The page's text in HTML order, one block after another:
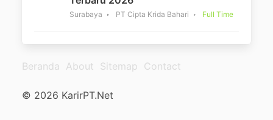
Surabaya PT Cipta Krida Bahari Full Time
Beranda About Sitemap Contact
© 2026 KarirPT.Net